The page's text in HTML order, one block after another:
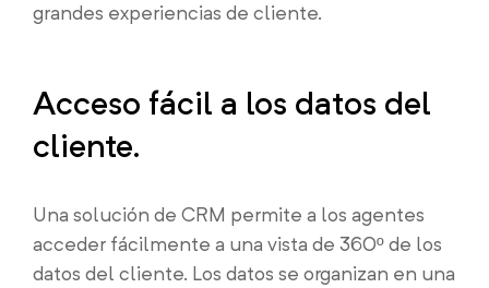
grandes experiencias de cliente.
Acceso fácil a los datos del
cliente.
Una solución de CRM permite a los agentes
acceder fácilmente a una vista de 360º de los
datos del cliente. Los datos se organizan en una